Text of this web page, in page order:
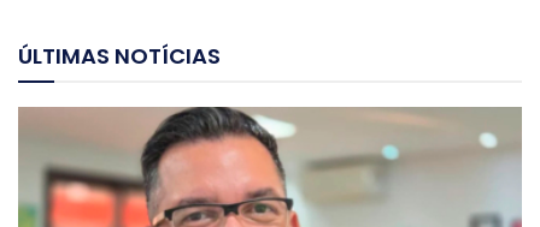
ÚLTIMAS NOTÍCIAS